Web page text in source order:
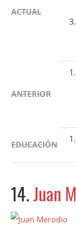
ACTUAL
ANTERIOR
EDUCACIÓN
14.Juan